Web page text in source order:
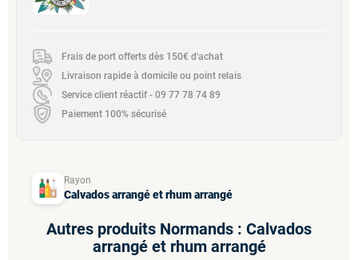
Frais de port offerts dès 150€ d'achat
Livraison rapide à domicile ou point relais
Service client réactif - 09 77 78 74 89
Paiement 100% sécurisé
Rayon
Calvados arrangé et rhum arrangé
Autres produits Normands : Calvados
arrangé et rhum arrangé